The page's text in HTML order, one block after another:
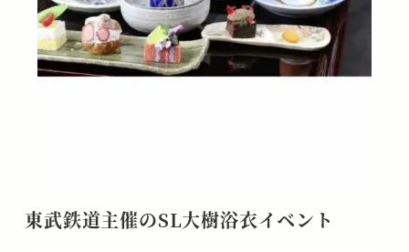
東武鉄道主催のSL大樹浴衣イベント